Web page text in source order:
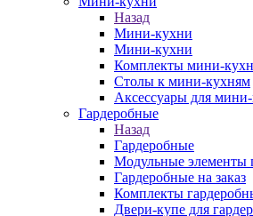
Назад
Мини-кухни
Мини-кухни
Комплекты мини-
Столы к мини-кухням
Аксессуары для
Гардеробные
Назад
Гардеробные
Модульные элементы
Гардеробные на заказ
Комплекты
Двери-купе для